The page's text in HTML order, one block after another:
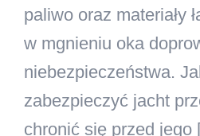
paliwo oraz materiały
w mgnieniu oka
niebezpieczeństwa.
zabezpieczyć jacht
chronić się przed jego